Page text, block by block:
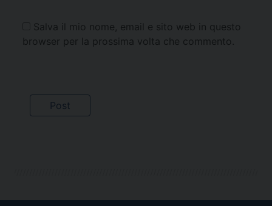
Salva il mio nome, email e sito web in questo
browser per la prossima volta che commento.